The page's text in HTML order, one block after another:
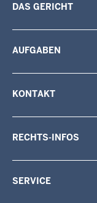
DAS GERICHT
AUFGABEN
KONTAKT
RECHTS-INFOS
SERVICE